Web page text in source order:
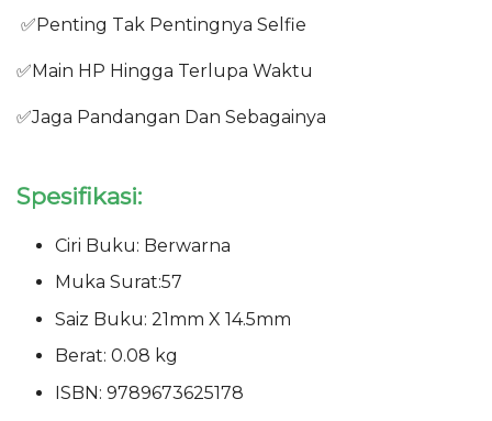
✅Penting Tak Pentingnya Selfie
✅Main HP Hingga Terlupa Waktu
✅Jaga Pandangan Dan Sebagainya
Spesifikasi:
Ciri Buku: Berwarna
Muka Surat:57
Saiz Buku: 21mm X 14.5mm
Berat: 0.08 kg
ISBN: 9789673625178